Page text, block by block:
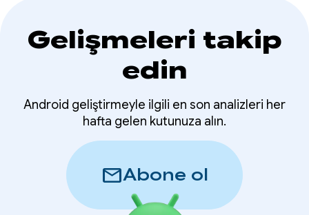
Gelişmeleri takip
edin
Android geliştirmeyle ilgili en son analizleri her
hafta gelen kutunuza alın.
mailAbone ol